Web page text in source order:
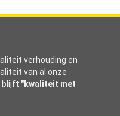
verhouding en
van al onze
blijft "kwaliteit met